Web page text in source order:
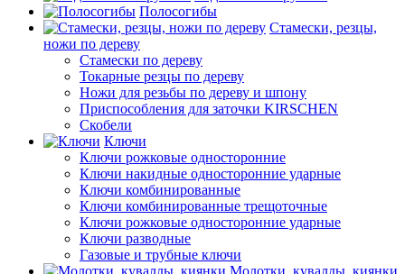
Полосогибы
Стамески, резцы,
ножи по дереву
Стамески по дереву
Токарные резцы по дереву
Ножи для резьбы по дереву и шпону
Приспособления для заточки KIRSCHEN
Скобели
Ключи
Ключи рожковые односторонние
Ключи накидные односторонние ударные
Ключи комбинированные
Ключи комбинированные трещоточные
Ключи рожковые односторонние ударные
Ключи разводные
Газовые и трубные ключи
Молотки, кувалды, киянки